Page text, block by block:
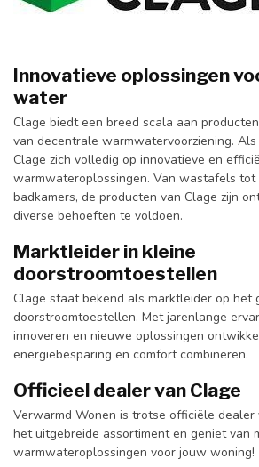
Innovatieve oplossingen
water
Clage biedt een breed scala aan
van decentrale warmwatervoorziening.
Clage zich volledig op innovatieve en
warmwateroplossingen. Van wastafels tot
badkamers, de producten van Clage zijn
diverse behoeften te voldoen.
Marktleider in kleine
doorstroomtoestellen
Clage staat bekend als marktleider op het
doorstroomtoestellen. Met jarenlange
innoveren en nieuwe oplossingen
energiebesparing en comfort combineren.
Officieel dealer van Clage
Verwarmd Wonen is trotse officiële dealer
het uitgebreide assortiment en geniet van
warmwateroplossingen voor jouw woning!